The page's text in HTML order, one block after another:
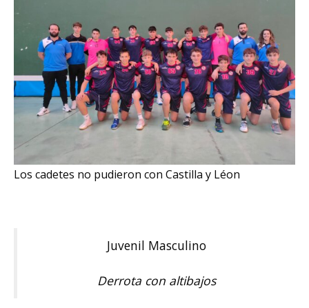
Los cadetes no pudieron con Castilla y Léon
Juvenil Masculino
Derrota con altibajos